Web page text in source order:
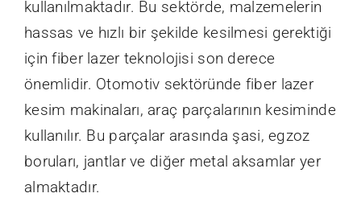
kullanılmaktadır. Bu sektörde, malzemelerin
hassas ve hızlı bir şekilde kesilmesi gerektiği
için fiber lazer teknolojisi son derece
önemlidir. Otomotiv sektöründe fiber lazer
kesim makinaları, araç parçalarının kesiminde
kullanılır. Bu parçalar arasında şasi, egzoz
boruları, jantlar ve diğer metal aksamlar yer
almaktadır.